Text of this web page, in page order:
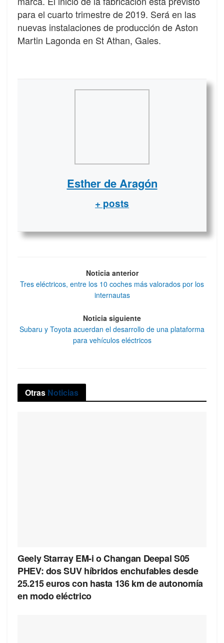
para el cuarto trimestre de 2019. Será en las
nuevas instalaciones de producción de Aston
Martin Lagonda en St Athan, Gales.
Esther de Aragón
+ posts
Noticia anterior
Tres eléctricos, entre los 10 coches más valorados por los
internautas
Noticia siguiente
Subaru y Toyota acuerdan el desarrollo de una plataforma
para vehículos eléctricos
Otras Noticias
Geely Starray EM-i o Changan Deepal S05
PHEV: dos SUV híbridos enchufables desde
25.215 euros con hasta 136 km de autonomía
en modo eléctrico